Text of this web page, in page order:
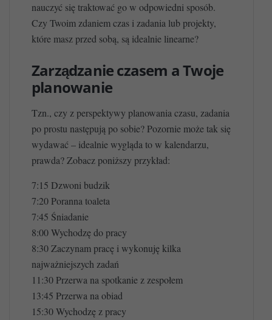
nauczyć się traktować go w odpowiedni sposób.
Czy Twoim zdaniem czas i zadania lub projekty,
które masz przed sobą, są idealnie linearne?
Zarządzanie czasem a Twoje
planowanie
Tzn., czy z perspektywy planowania czasu, zadania
po prostu następują po sobie? Pozornie może tak się
wydawać – idealnie wygląda to w kalendarzu,
prawda? Zobacz poniższy przykład:
7:15 Dzwoni budzik
7:20 Poranna toaleta
7:45 Śniadanie
8:00 Wychodzę do pracy
8:30 Zaczynam pracę i wykonuję kilka
najważniejszych zadań
11:30 Przerwa na spotkanie z zespołem
13:45 Przerwa na obiad
15:30 Wychodzę z pracy